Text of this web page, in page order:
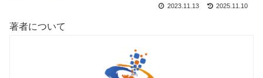
2023.11.13 2025.11.10
著者について